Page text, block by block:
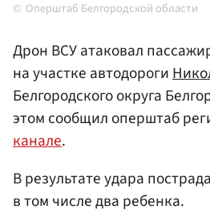
Оперштаб Белгородской области
Дрон ВСУ атаковал
на участке автодороги
Белгородского округа
этом сообщил оперштаб
канале.
В результате удара
в том числе два ребенка.